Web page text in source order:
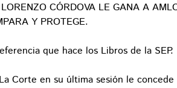
CÓRDOVA LE GANA A
Y PROTEGE.
que hace los Libros de la SEP.
Corte en su última sesión le